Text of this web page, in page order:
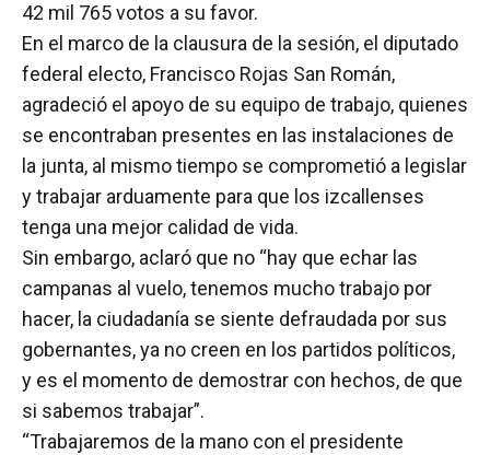
42 mil 765 votos a su favor.
En el marco de la clausura de la sesión, el diputado
federal electo, Francisco Rojas San Román,
agradeció el apoyo de su equipo de trabajo, quienes
se encontraban presentes en las instalaciones de
la junta, al mismo tiempo se comprometió a legislar
y trabajar arduamente para que los izcallenses
tenga una mejor calidad de vida.
Sin embargo, aclaró que no “hay que echar las
campanas al vuelo, tenemos mucho trabajo por
hacer, la ciudadanía se siente defraudada por sus
gobernantes, ya no creen en los partidos políticos,
y es el momento de demostrar con hechos, de que
si sabemos trabajar”.
“Trabajaremos de la mano con el presidente